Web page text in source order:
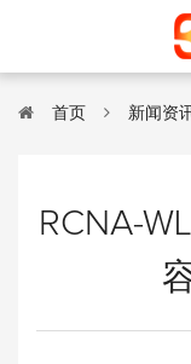
首页 新闻资
RCNA-